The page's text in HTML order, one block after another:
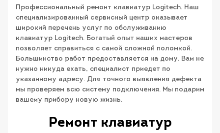
Профессиональный ремонт клавиатур Logitech. Наш
специализированный сервисный центр оказывает
широкий перечень услуг по обслуживанию
клавиатур Logitech. Богатый опыт наших мастеров
позволяет справиться с самой сложной поломкой.
Большинство работ предоставляется на дому. Вам не
нужно никуда ехать, специалист приедет по
указанному адресу. Для точного выявления дефекта
мы проверяем всю систему подключения. Мы подарим
вашему прибору новую жизнь.
Ремонт клавиатур